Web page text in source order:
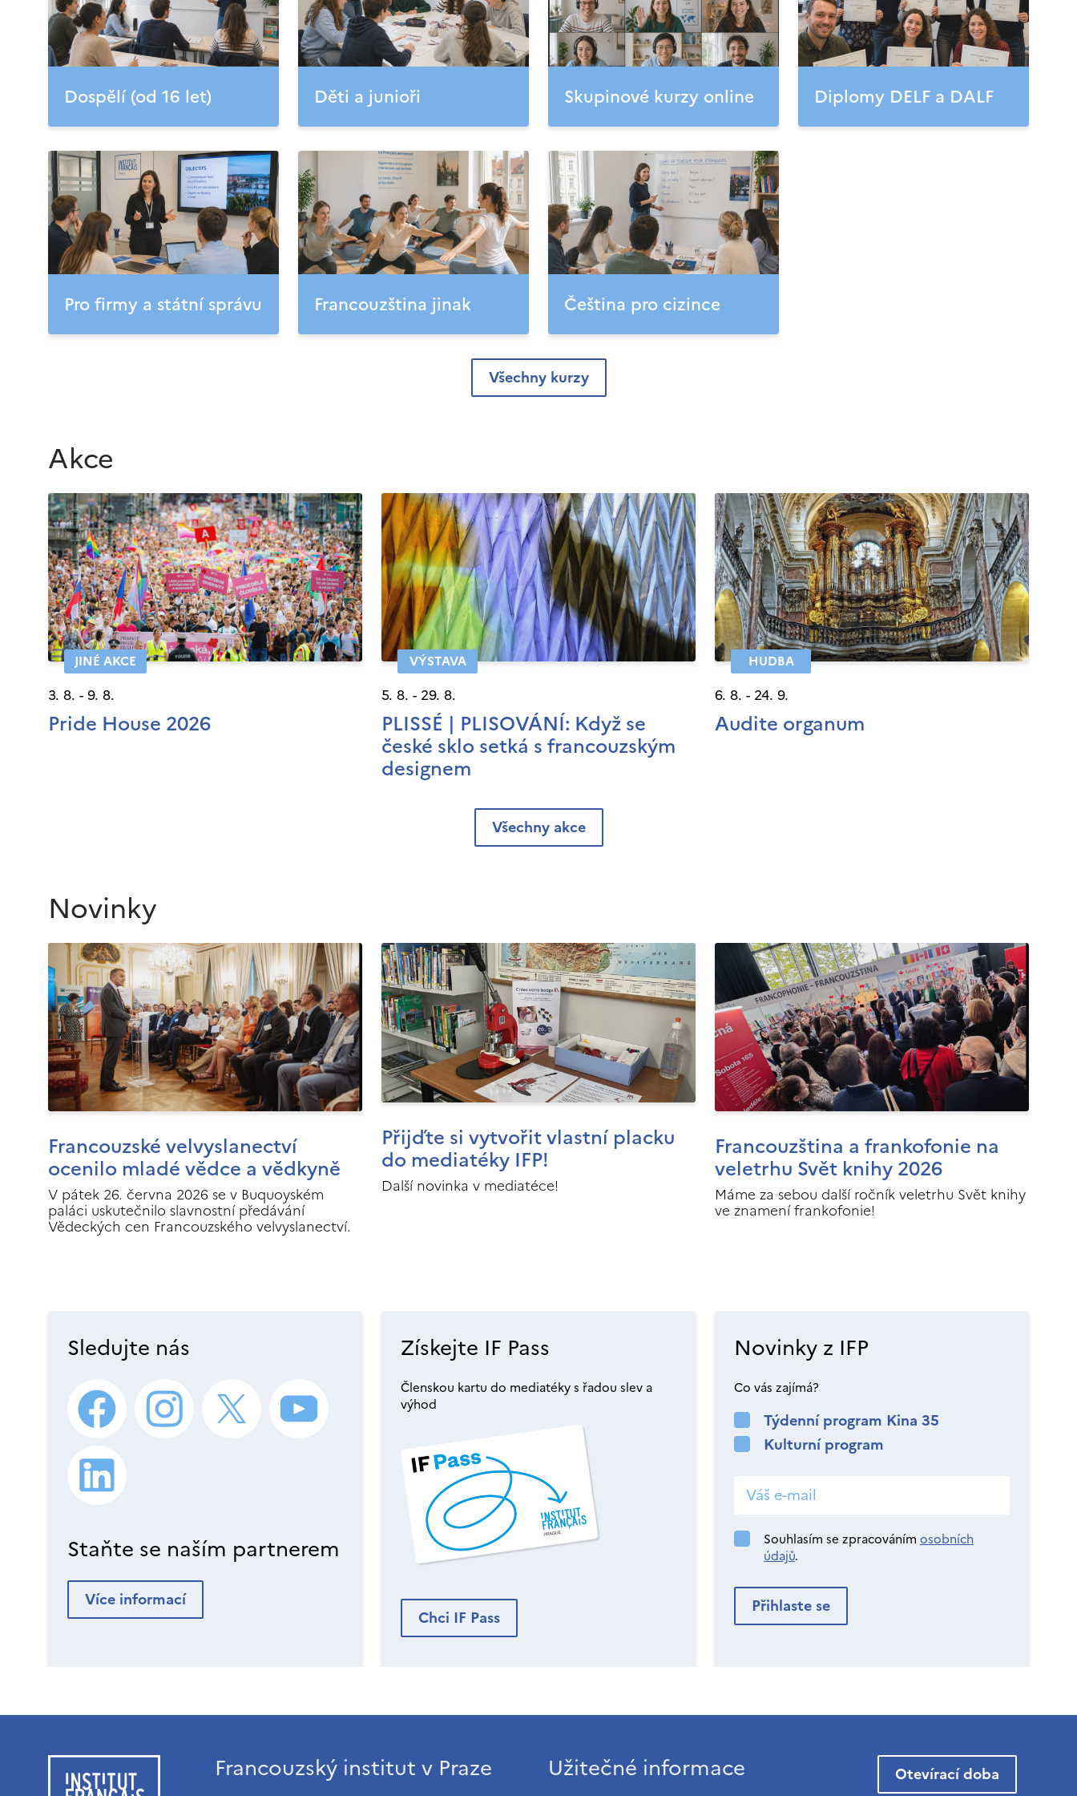
Dospělí (od 16 let) Děti a junioři Skupinové kurzy online Diplomy DELF a DALF
Pro firmy a státní správu Francouzština jinak Čeština pro cizince
Všechny kurzy
Akce
JINÉ AKCE
3. 8. - 9. 8.
Pride House 2026
VÝSTAVA
5. 8. - 29. 8.
PLISSÉ | PLISOVÁNÍ: Když se
české sklo setká s francouzským
designem
HUDBA
6. 8. - 24. 9.
Audite organum
Všechny akce
Novinky
Francouzské velvyslanectví
ocenilo mladé vědce a vědkyně
V pátek 26. června 2026 se v Buquoyském
paláci uskutečnilo slavnostní předávání
Vědeckých cen Francouzského velvyslanectví.
Přijďte si vytvořit vlastní placku
do mediatéky IFP!
Další novinka v mediatéce!
Francouzština a frankofonie na
veletrhu Svět knihy 2026
Máme za sebou další ročník veletrhu Svět knihy
ve znamení frankofonie!
Sledujte nás
Staňte se naším partnerem
Více informací
Získejte IF Pass
Členskou kartu do mediatéky s řadou slev a
výhod
Chci IF Pass
Novinky z IFP
Co vás zajímá?
Týdenní program Kina 35
Kulturní program
Souhlasím se zpracováním osobních
údajů.
Francouzský institut v Praze Užitečné informace Otevírací doba